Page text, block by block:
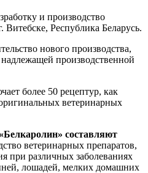
и производство
Витебске, Республика Беларусь.
нового производства,
производственной
более 50 рецептур, как
ветеринарных
составляют
ветеринарных препаратов,
при различных заболеваниях
лошадей, мелких домашних